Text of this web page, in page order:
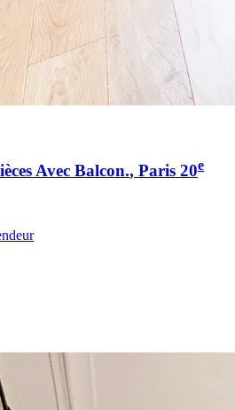
Avec Balcon., Paris 20e